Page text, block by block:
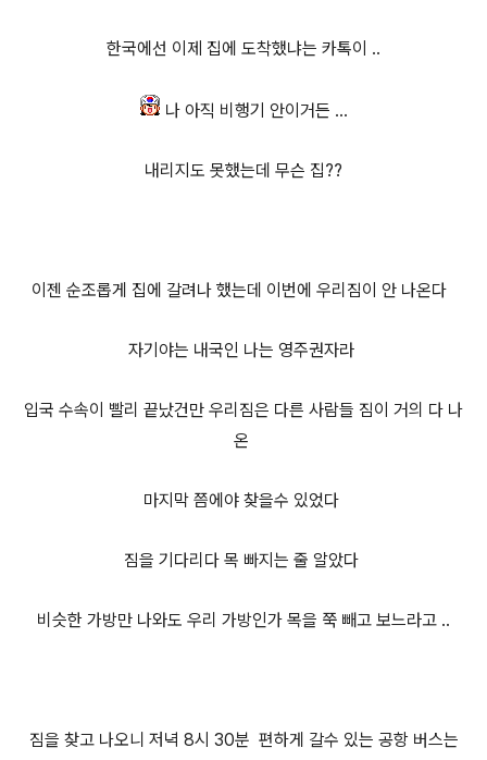
한국에선 이제 집에 도착했냐는 카톡이 ..
나 아직 비행기 안이거든 ...
내리지도 못했는데 무슨 집??
이젠 순조롭게 집에 갈려나 했는데 이번에 우리짐이 안 나온다
자기야는 내국인 나는 영주권자라
입국 수속이 빨리 끝났건만 우리짐은 다른 사람들 짐이 거의 다 나
온
마지막 쯤에야 찾을수 있었다
짐을 기다리다 목 빠지는 줄 알았다
비슷한 가방만 나와도 우리 가방인가 목을 쭉 빼고 보느라고 ..
짐을 찾고 나오니 저녁 8시 30분 편하게 갈수 있는 공항 버스는